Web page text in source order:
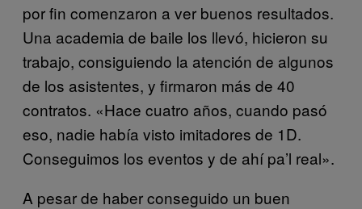
por fin comenzaron a ver buenos resultados.
Una academia de baile los llevó, hicieron su
trabajo, consiguiendo la atención de algunos
de los asistentes, y firmaron más de 40
contratos. «Hace cuatro años, cuando pasó
eso, nadie había visto imitadores de 1D.
Conseguimos los eventos y de ahí pa’l real».
A pesar de haber conseguido un buen